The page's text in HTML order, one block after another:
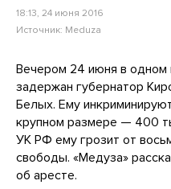
18:13, 24 июня 2016
Источник: Meduza
Вечером 24 июня в
задержан губернатор
Белых. Ему
крупном размере — 400
УК РФ ему грозит от
свободы. «Медуза»
об аресте.